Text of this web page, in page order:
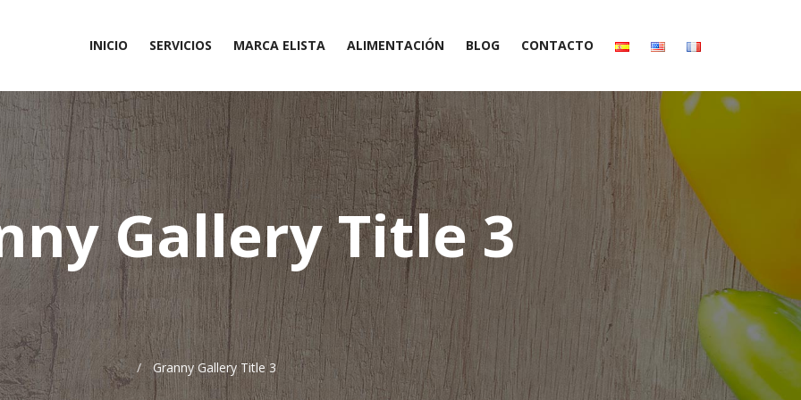
INICIO SERVICIOS MARCA ELISTA ALIMENTACIÓN
Otros productos
BLOG CONTACTO
Gallery Title 3
Granny Gallery Title 3